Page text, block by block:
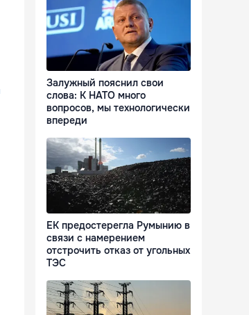
Залужный пояснил свои
слова: К НАТО много
вопросов, мы технологически
впереди
ЕК предостерегла Румынию в
связи с намерением
отстрочить отказ от угольных
ТЭС